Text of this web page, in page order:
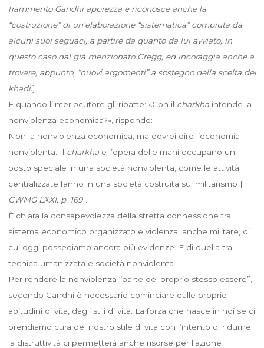
frammento Gandhi apprezza e riconosce anche la
“costruzione” di un’elaborazione “sistematica” compiuta da
alcuni suoi seguaci, a partire da quanto da lui avviato, in
questo caso dal già menzionato Gregg, ed incoraggia anche a
trovare, appunto, “nuovi argomenti” a sostegno della scelta del
khadi.].
E quando l’interlocutore gli ribatte: «Con il charkhaintende la
nonviolenza economica?», risponde:
Non la nonviolenza economica, ma dovrei dire l’economia
nonviolenta. Il charkhae l’opera delle mani occupano un
posto speciale in una società nonviolenta, come le attività
centralizzate fanno in una società costruita sul militarismo [
CWMG LXXI, p. 169].
È chiara la consapevolezza della stretta connessione tra
sistema economico organizzato e violenza, anche militare, di
cui oggi possediamo ancora più evidenze. E di quella tra
tecnica umanizzata e società nonviolenta.
Per rendere la nonviolenza “parte del proprio stesso essere”,
secondo Gandhi è necessario cominciare dalle proprie
abitudini di vita, dagli stili di vita. La forza che nasce in noi se ci
prendiamo cura del nostro stile di vita con l’intento di ridurne
la distruttività ci permetterà anche risorse per l’azione